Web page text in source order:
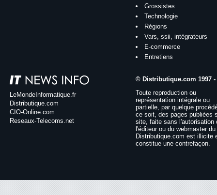
Grossistes
Technologie
Régions
Vars, ssii, intégrateurs
E-commerce
Entretiens
LeMondeInformatique.fr
Distributique.com
CIO-Online.com
Reseaux-Telecoms.net
© Distributique.com 1997 -
Toute reproduction ou
représentation intégrale ou
partielle, par quelque
ce soit, des pages publiées
site, faite sans l'autorisation
l'éditeur ou du webmaster
Distributique.com est illicite
constitue une contrefaçon.